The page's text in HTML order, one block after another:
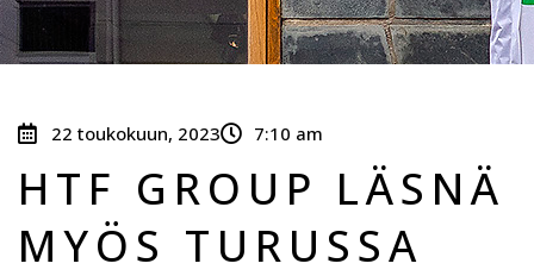
22 toukokuun, 2023 7:10 am
HTF GROUP LÄSNÄ
MYÖS TURUSSA